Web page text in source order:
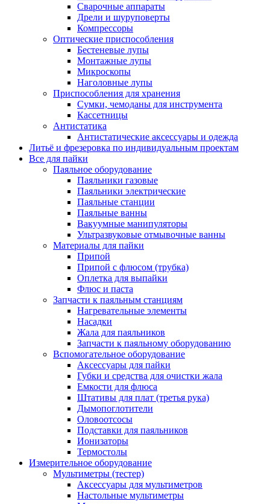
Сварочные аппараты
Дрели и шуруповерты
Компрессоры
Оптические приспособления
Бестеневые лупы
Монтажные лупы
Микроскопы
Наголовные лупы
Приспособления для хранения
Сумки, чемоданы для инструмента
Кассетницы
Антистатика
Антистатические аксессуары и одежда
Литьё и фрезеровка по индивидуальным проектам
Все для пайки
Паяльное оборудование
Паяльники газовые
Паяльники электрические
Паяльные станции
Паяльные ванны
Вакуумные манипуляторы
Ультразвуковые отмывочные ванны
Материалы для пайки
Припой
Припой с флюсом (трубка)
Оплетка для выпайки
Флюс и паста
Запчасти к паяльным станциям
Нагревательные элементы
Насадки
Жала для паяльников
Запчасти к паяльному оборудованию
Вспомогательное оборудование
Аксессуары для пайки
Губки и средства для очистки жала
Емкости для флюса
Штативы для плат (третья рука)
Дымопоглотители
Оловоотсосы
Подставки для паяльников
Ионизаторы
Термостолы
Измерительное оборудование
Мультиметры (тестер)
Аксессуары для мультиметров
Настольные мультиметры